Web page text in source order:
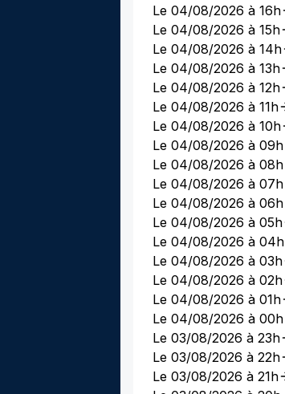
Le 04/08/2026 à 16h
Le 04/08/2026 à 15h
Le 04/08/2026 à 14h
Le 04/08/2026 à 13h
Le 04/08/2026 à 12h
Le 04/08/2026 à 11h
Le 04/08/2026 à 10h
Le 04/08/2026 à 09h
Le 04/08/2026 à 08h
Le 04/08/2026 à 07h
Le 04/08/2026 à 06h
Le 04/08/2026 à 05h
Le 04/08/2026 à 04h
Le 04/08/2026 à 03h
Le 04/08/2026 à 02h
Le 04/08/2026 à 01h
Le 04/08/2026 à 00h
Le 03/08/2026 à 23h
Le 03/08/2026 à 22h
Le 03/08/2026 à 21h